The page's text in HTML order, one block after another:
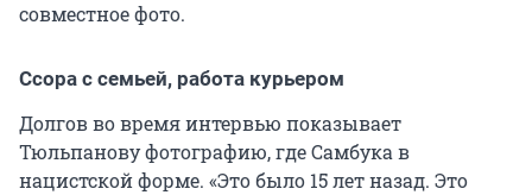
совместное фото.
Ссора с семьей, работа курьером
Долгов во время интервью показывает
Тюльпанову фотографию, где Самбука в
нацистской форме. «Это было 15 лет назад. Это